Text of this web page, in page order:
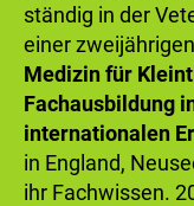
ständig in der
einer zweijährigen
Medizin für
Fachausbildung
internationalen
in England,
ihr Fachwissen.